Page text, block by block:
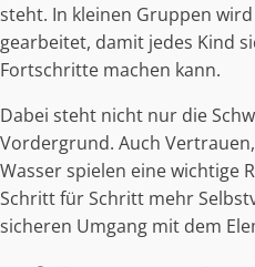
steht. In kleinen Gruppen
gearbeitet, damit jedes Kind
Fortschritte machen kann.
Dabei steht nicht nur die
Vordergrund. Auch
Wasser spielen eine wichtige
Schritt für Schritt mehr
sicheren Umgang mit dem